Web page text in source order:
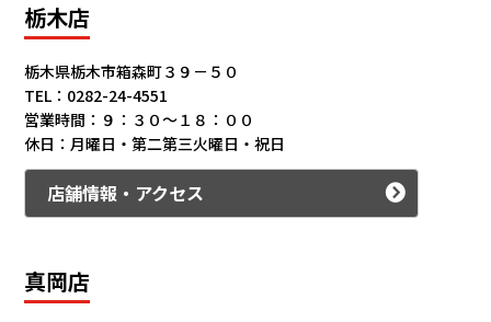
栃木店
栃木県栃木市箱森町３９－５０
TEL：0282-24-4551
営業時間：９：３０～１８：００
休日：月曜日・第二第三火曜日・祝日
店舗情報・アクセス
真岡店